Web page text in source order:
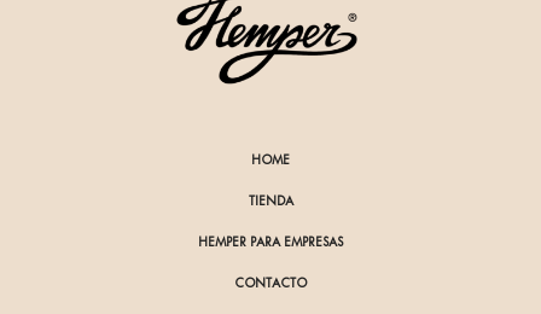
HOME
TIENDA
HEMPER PARA EMPRESAS
CONTACTO